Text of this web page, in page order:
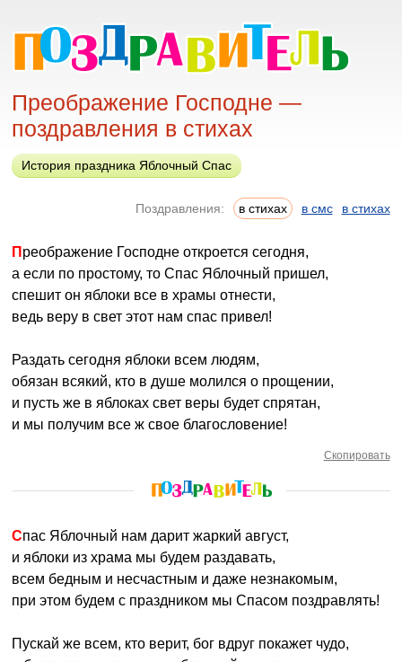
Преображение Господне —
поздравления в стихах
История праздника Яблочный Спас
Поздравления: в стихах в смс в стихах
Преображение Господне откроется сегодня,
а если по простому, то Спас Яблочный пришел,
спешит он яблоки все в храмы отнести,
ведь веру в свет этот нам спас привел!
Раздать сегодня яблоки всем людям,
обязан всякий, кто в душе молился о прощении,
и пусть же в яблоках свет веры будет спрятан,
и мы получим все ж свое благословение!
Скопировать
Спас Яблочный нам дарит жаркий август,
и яблоки из храма мы будем раздавать,
всем бедным и несчастным и даже незнакомым,
при этом будем с праздником мы Спасом поздравлять!
Пускай же всем, кто верит, бог вдруг покажет чудо,